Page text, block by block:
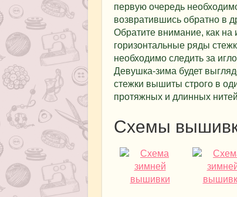
первую очередь
возвратившись обратно в
Обратите внимание, как на
горизонтальные ряды
необходимо следить за
Девушка-зима будет
стежки вышиты строго в
протяжных и длинных
Схемы